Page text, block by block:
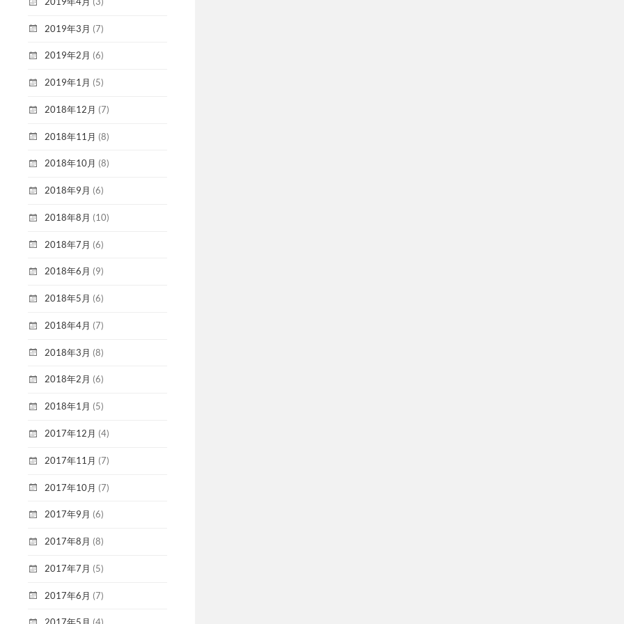
2019年3月 (7)
2019年2月 (6)
2019年1月 (5)
2018年12月 (7)
2018年11月 (8)
2018年10月 (8)
2018年9月 (6)
2018年8月 (10)
2018年7月 (6)
2018年6月 (9)
2018年5月 (6)
2018年4月 (7)
2018年3月 (8)
2018年2月 (6)
2018年1月 (5)
2017年12月 (4)
2017年11月 (7)
2017年10月 (7)
2017年9月 (6)
2017年8月 (8)
2017年7月 (5)
2017年6月 (7)